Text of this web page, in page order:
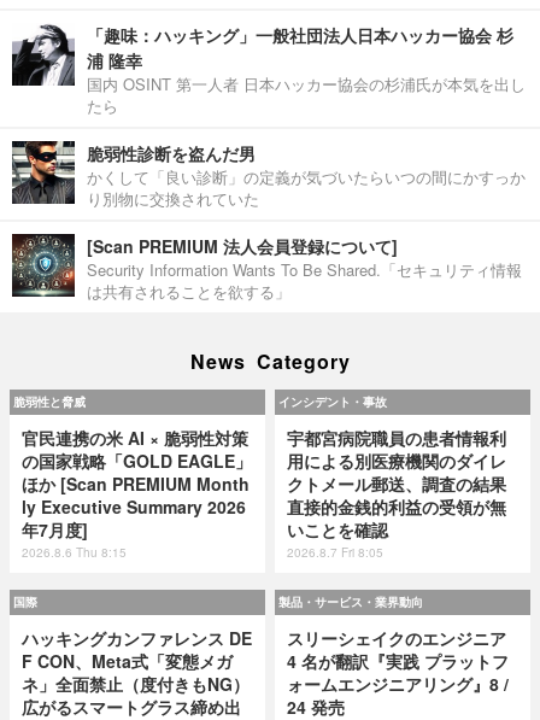
「趣味：ハッキング」一般社団法人日本ハッカー協会 杉
浦 隆幸
国内 OSINT 第一人者 日本ハッカー協会の杉浦氏が本気を出し
たら
脆弱性診断を盗んだ男
かくして「良い診断」の定義が気づいたらいつの間にかすっか
り別物に交換されていた
[Scan PREMIUM 法人会員登録について]
Security Information Wants To Be Shared.「セキュリティ情報
は共有されることを欲する」
News Category
脆弱性と脅威
官民連携の米 AI × 脆弱性対策
の国家戦略「GOLD EAGLE」
ほか [Scan PREMIUM Month
ly Executive Summary 2026
年7月度]
2026.8.6 Thu 8:15
インシデント・事故
宇都宮病院職員の患者情報利
用による別医療機関のダイレ
クトメール郵送、調査の結果
直接的金銭的利益の受領が無
いことを確認
2026.8.7 Fri 8:05
国際
ハッキングカンファレンス DE
F CON、Meta式「変態メガ
ネ」全面禁止（度付きもNG）
広がるスマートグラス締め出
製品・サービス・業界動向
スリーシェイクのエンジニア
4 名が翻訳『実践 プラットフ
ォームエンジニアリング』8 /
24 発売